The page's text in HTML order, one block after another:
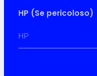
HP (Se pericoloso)